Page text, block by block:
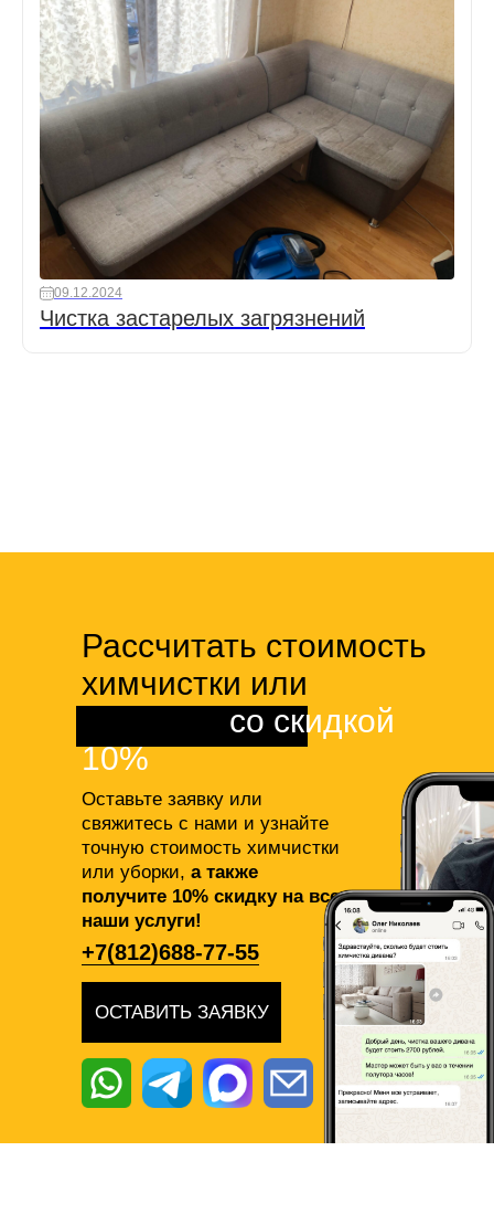
09.12.2024
Чистка застарелых загрязнений
Оставьте заявку или
свяжитесь с нами и узнайте
точную стоимость химчистки
или уборки, а также
получите 10% скидку на все
наши услуги!
Рассчитать стоимость
химчистки или
со скидкой
10%
ОСТАВИТЬ ЗАЯВКУ
+7(812)688-77-55